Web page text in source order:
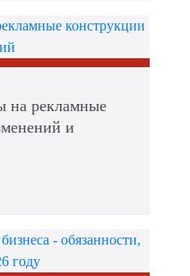
на рекламные
и